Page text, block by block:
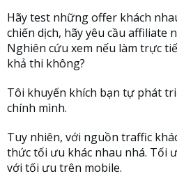
Hãy test những offer khách
chiến dịch, hãy yêu cầu affiliate
Nghiên cứu xem nếu làm trực
khả thi không?
Tôi khuyến khích bạn tự phát
chính mình.
Tuy nhiên, với nguồn traffic
thức tối ưu khác nhau nhá. Tối
với tối ưu trên mobile.